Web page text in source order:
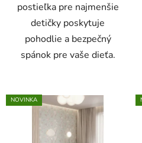
postieľka pre najmenšie
detičky poskytuje
pohodlie a bezpečný
spánok pre vaše dieťa.
NOVINKA